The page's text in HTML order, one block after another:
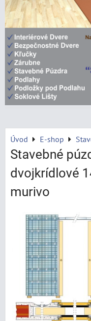
Úvod E-shop
Stavebné
dvojkrídlové
murivo